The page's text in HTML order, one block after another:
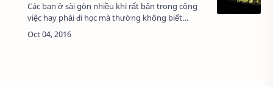
Các bạn ở sài gòn nhiều khi rất bận trong công
việc hay phải đi học mà thường không biết
những địa điểm đi chơi xung quanh chúng ta .
Hôm nay tôi sẽ giới thiệu cho các bạn rõ hơn v…